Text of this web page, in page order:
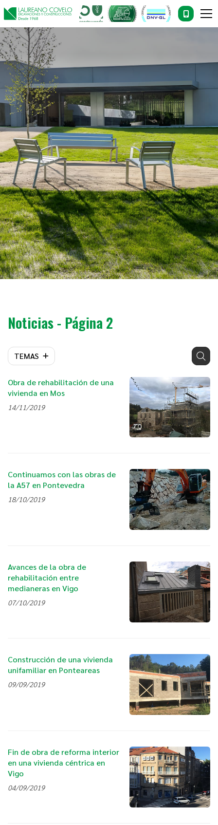
Noticias - Página 2
TEMAS
Obra de rehabilitación de una
vivienda en Mos
14/11/2019
Continuamos con las obras de
la A57 en Pontevedra
18/10/2019
Avances de la obra de
rehabilitación entre
medianeras en Vigo
07/10/2019
Construcción de una vivienda
unifamiliar en Ponteareas
09/09/2019
Fin de obra de reforma interior
en una vivienda céntrica en
Vigo
04/09/2019